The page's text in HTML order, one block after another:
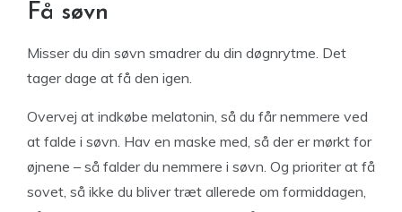
Få søvn
Misser du din søvn smadrer du din døgnrytme. Det
tager dage at få den igen.
Overvej at indkøbe melatonin, så du får nemmere ved
at falde i søvn. Hav en maske med, så der er mørkt for
øjnene – så falder du nemmere i søvn. Og prioriter at få
sovet, så ikke du bliver træt allerede om formiddagen,